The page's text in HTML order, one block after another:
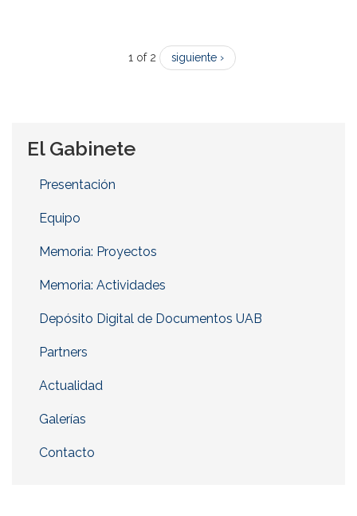
1 of 2 siguiente ›
El Gabinete
Presentación
Equipo
Memoria: Proyectos
Memoria: Actividades
Depósito Digital de Documentos UAB
Partners
Actualidad
Galerías
Contacto